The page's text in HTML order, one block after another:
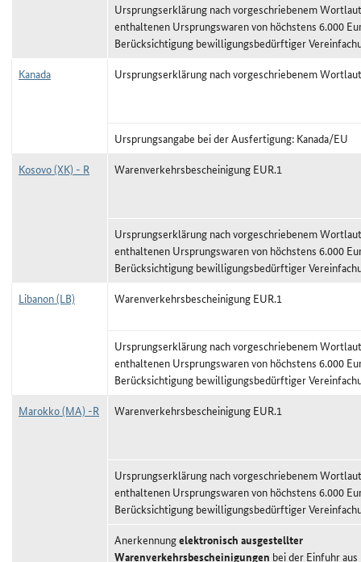
Ursprungserklärung nach vorgeschriebenem
enthaltenen Ursprungswaren von höchstens 6.000
Berücksichtigung bewilligungsbedürftiger
Kanada
Ursprungserklärung nach vorgeschriebenem Wortlaut
Ursprungsangabe bei der Ausfertigung: Kanada/EU
Kosovo (XK) - R
Warenverkehrsbescheinigung EUR.1
Ursprungserklärung nach vorgeschriebenem
enthaltenen Ursprungswaren von höchstens 6.000
Berücksichtigung bewilligungsbedürftiger
Libanon (LB)
Warenverkehrsbescheinigung EUR.1
Ursprungserklärung nach vorgeschriebenem
enthaltenen Ursprungswaren von höchstens 6.000
Berücksichtigung bewilligungsbedürftiger
Marokko (MA) -R
Warenverkehrsbescheinigung EUR.1
Ursprungserklärung nach vorgeschriebenem
enthaltenen Ursprungswaren von höchstens 6.000
Berücksichtigung bewilligungsbedürftiger
Anerkennungelektronisch ausgestellter
Warenverkehrsbescheinigungen bei der Einfuhr